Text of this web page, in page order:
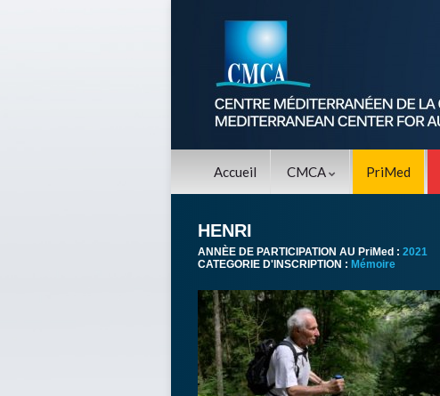
Accueil CMCA PriMed
HENRI
ANNÈE DE PARTICIPATION AU PriMed : 2021
CATEGORIE D'INSCRIPTION : Mémoire